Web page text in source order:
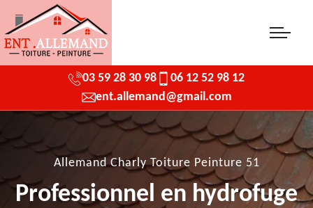
03 59 28 30 98
06 12 52 98 12
ent.allemand@gmail.com
Allemand Charly Toiture Peinture 51
Professionnel en hydrofuge